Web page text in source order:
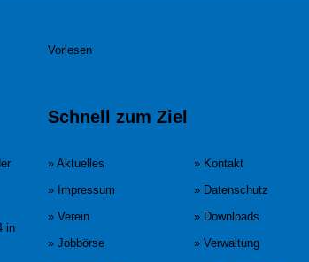
in
Vorlesen
Schnell zum Ziel
» Aktuelles
» Kontakt
» Impressum
» Datenschutz
» Verein
» Downloads
» Jobbörse
» Verwaltung